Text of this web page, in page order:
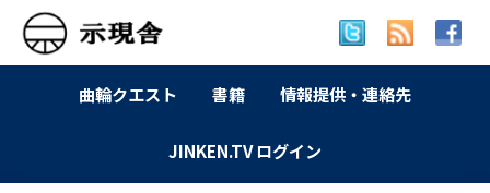
曲輪クエスト 書籍 情報提供・連絡先
JINKEN.TV ログイン